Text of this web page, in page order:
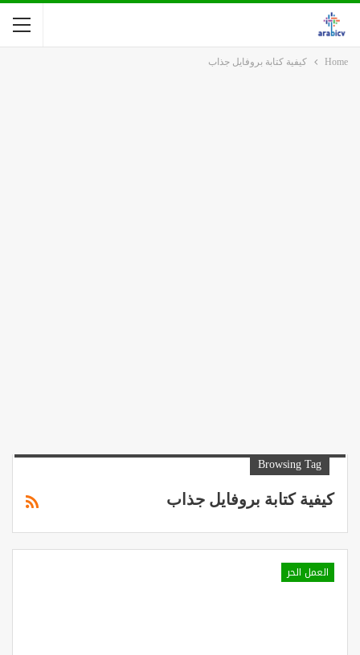
Home كيفية كتابة بروفايل جذاب
Browsing Tag
كيفية كتابة بروفايل جذاب
العمل الحر